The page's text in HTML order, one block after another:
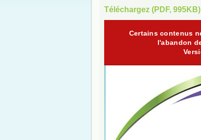
Téléchargez (PDF, 995KB)